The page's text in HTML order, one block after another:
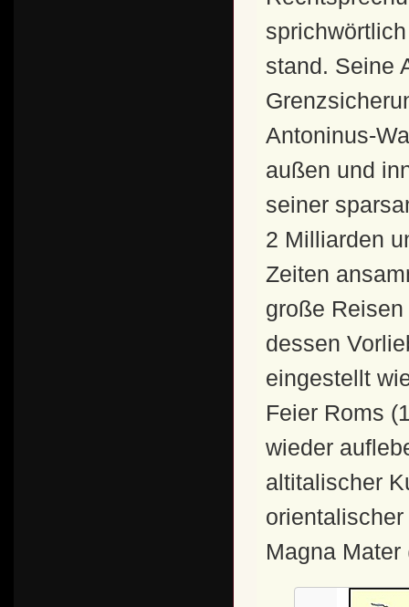
stand. Seine
Antoninus-
außen und
seiner
2 Milliarden
Zeiten
große
dessen
eingestellt
Feier Roms
wieder
altitalischer
Magna